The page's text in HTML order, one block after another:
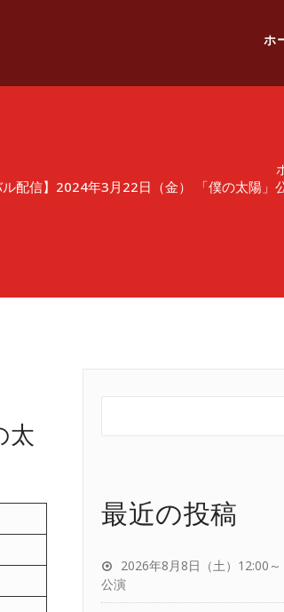
ホ
ル配信】2024年3月22日（金） 「僕の太陽」
太
最近の投稿
2026年8月8日（土）12:00～
公演